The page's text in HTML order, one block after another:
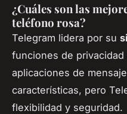
¿Cuáles son las
teléfono rosa?
Telegram lidera por su
funciones de privacidad
aplicaciones de
características, pero
flexibilidad y seguridad.